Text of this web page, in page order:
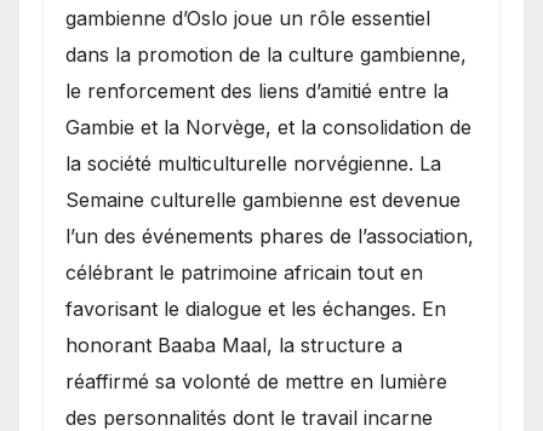
gambienne d’Oslo joue un rôle essentiel
dans la promotion de la culture gambienne,
le renforcement des liens d’amitié entre la
Gambie et la Norvège, et la consolidation de
la société multiculturelle norvégienne. La
Semaine culturelle gambienne est devenue
l’un des événements phares de l’association,
célébrant le patrimoine africain tout en
favorisant le dialogue et les échanges. En
honorant Baaba Maal, la structure a
réaffirmé sa volonté de mettre en lumière
des personnalités dont le travail incarne